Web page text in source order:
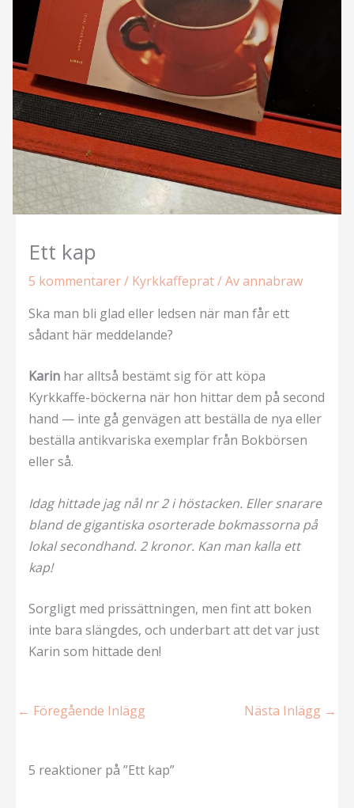
Ett kap
5 kommentarer/ Kyrkkaffeprat/ Avannabraw
Ska man bli glad eller ledsen när man får ett
sådant här meddelande?
Karin har alltså bestämt sig för att köpa
Kyrkkaffe-böckerna när hon hittar dem på second
hand — inte gå genvägen att beställa de nya eller
beställa antikvariska exemplar från Bokbörsen
eller så.
Idag hittade jag nål nr 2 i höstacken. Eller snarare
bland de gigantiska osorterade bokmassorna på
lokal secondhand. 2 kronor. Kan man kalla ett
kap!
Sorgligt med prissättningen, men fint att boken
inte bara slängdes, och underbart att det var just
Karin som hittade den!
← Föregående Inlägg Nästa Inlägg →
5 reaktioner på ”Ett kap”